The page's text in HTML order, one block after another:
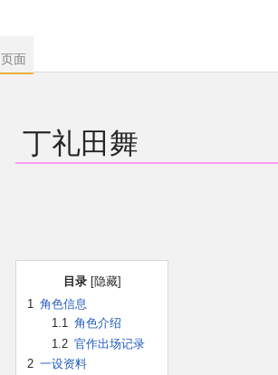
丁礼田舞
航
索
目录
1 角色信息
1.1 角色介绍
1.2 官作出场记录
2 一设资料
页面